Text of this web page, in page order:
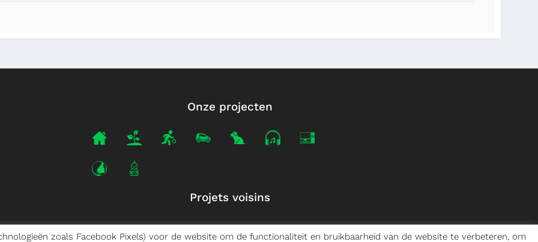
Onze projecten
Projets voisins
zoals Facebook Pixels) voor de website om de functionaliteit en bruikbaarheid van de website te verbeteren, om